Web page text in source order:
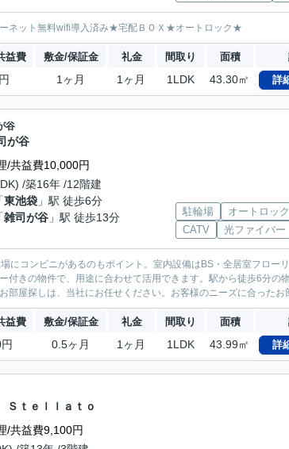
ネット無料wifi導入済み★宅配ＢＯＸ★オートロック★
益費 敷金/保証金 礼金 間取り 面積
1ヶ月 1ヶ月 1LDK 43.30㎡ 詳
谷
が谷
/共益費10,000円
/築16年 /12階建
「東池袋 」駅 徒歩6分
「雑司が谷 」駅 徒歩13分 駐輪場 オートロック
CATV
光ファイバー
にコンビニがあるのもポイント。室内設備はBS・全居室フロー
付きの物件で、用途に合わせて活用できます。駅から徒歩6分の
部屋探しは、当社にお任せください。お客様のニーズに合ったお
益費 敷金/保証金 礼金 間取り 面積
0.5ヶ月 1ヶ月 1LDK 43.99㎡ 詳
ｔｅｌｌａｔｏ
/共益費9,100円